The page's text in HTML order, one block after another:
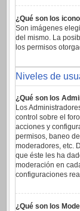
¿Qué son los
Son imágenes
del mismo. La
los permisos
Niveles de
¿Qué son los
Los
control sobre el
acciones y
permisos, baneo
moderadores, etc.
que éste les ha
moderación en
configuraciones
¿Qué son los